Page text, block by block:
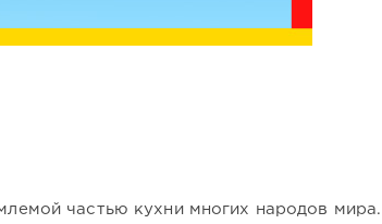
частью кухни многих народов мира.